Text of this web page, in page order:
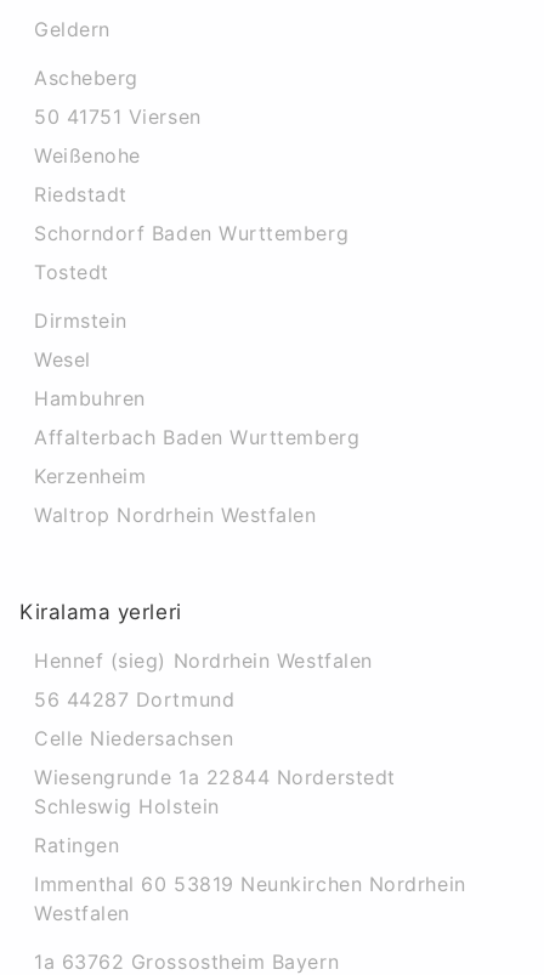
Geldern
Ascheberg
50 41751 Viersen
Weißenohe
Riedstadt
Schorndorf Baden Wurttemberg
Tostedt
Dirmstein
Wesel
Hambuhren
Affalterbach Baden Wurttemberg
Kerzenheim
Waltrop Nordrhein Westfalen
Kiralama yerleri
Hennef (sieg) Nordrhein Westfalen
56 44287 Dortmund
Celle Niedersachsen
Wiesengrunde 1a 22844 Norderstedt
Schleswig Holstein
Ratingen
Immenthal 60 53819 Neunkirchen Nordrhein
Westfalen
1a 63762 Grossostheim Bayern